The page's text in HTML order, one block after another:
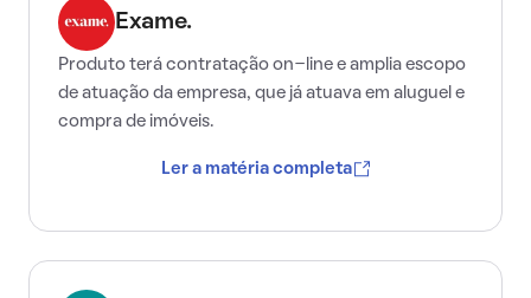
Exame.
Produto terá contratação on-line e amplia escopo
de atuação da empresa, que já atuava em aluguel e
compra de imóveis.
Ler a matéria completa